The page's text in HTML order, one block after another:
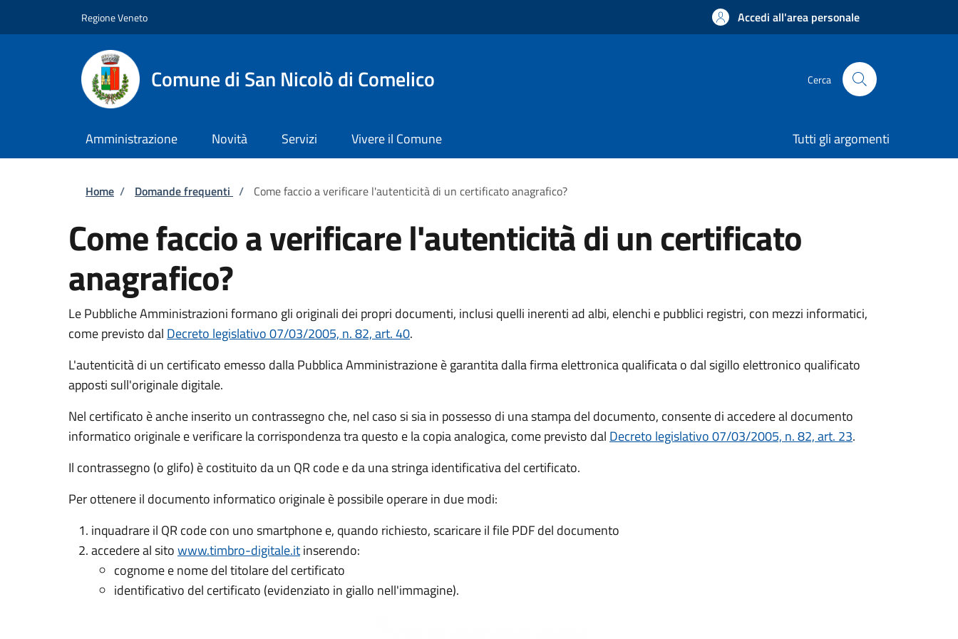
Regione Veneto Accedi all'area personale
Comune di San Nicolò di Comelico Cerca
Amministrazione Novità Servizi Vivere il Comune Tutti gli argomenti
Briciole di pane
Home / Domande frequenti / Come faccio a verificare l'autenticità di un certificato anagrafico?
Come faccio a verificare l'autenticità di un certificato
anagrafico?
Le Pubbliche Amministrazioni formano gli originali dei propri documenti, inclusi quelli inerenti ad albi, elenchi e pubblici registri, con mezzi informatici,
come previsto dal Decreto legislativo 07/03/2005, n. 82, art. 40.
L'autenticità di un certificato emesso dalla Pubblica Amministrazione è garantita dalla firma elettronica qualificata o dal sigillo elettronico qualificato
apposti sull'originale digitale.
Nel certificato è anche inserito un contrassegno che, nel caso si sia in possesso di una stampa del documento, consente di accedere al documento
informatico originale e verificare la corrispondenza tra questo e la copia analogica, come previsto dal Decreto legislativo 07/03/2005, n. 82, art. 23.
Il contrassegno (o glifo) è costituito da un QR code e da una stringa identificativa del certificato.
Per ottenere il documento informatico originale è possibile operare in due modi:
inquadrare il QR code con uno smartphone e, quando richiesto, scaricare il file PDF del documento
accedere al sitowww.timbro-digitale.itinserendo:
cognome e nome del titolare del certificato
identificativo del certificato (evidenziato in giallo nell'immagine).